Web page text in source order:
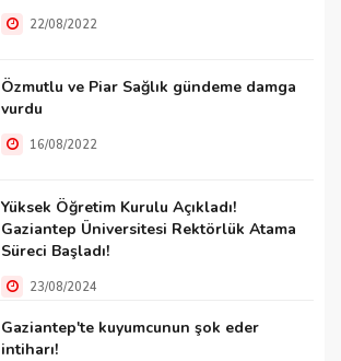
22/08/2022
Özmutlu ve Piar Sağlık gündeme damga
vurdu
16/08/2022
Yüksek Öğretim Kurulu Açıkladı!
Gaziantep Üniversitesi Rektörlük Atama
Süreci Başladı!
23/08/2024
Gaziantep'te kuyumcunun şok eder
intiharı!